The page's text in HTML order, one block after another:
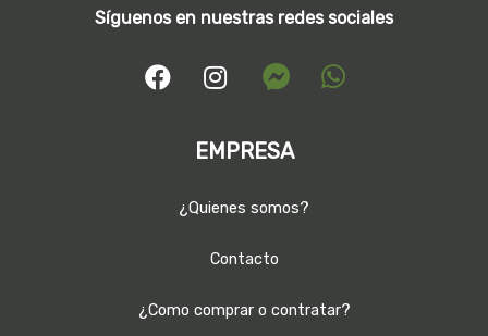
Síguenos en nuestras redes sociales
EMPRESA
¿Quienes somos?
Contacto
¿Como comprar o contratar?